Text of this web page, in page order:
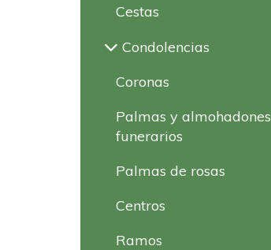
Cestas
Condolencias
Coronas
Palmas y almohadones
funerarios
Palmas de rosas
Centros
Ramos